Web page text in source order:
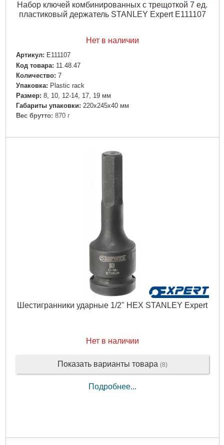
Набор ключей комбинированных с трещоткой 7 ед.
пластиковый держатель STANLEY Expert E111107
Нет в наличии
Артикул: E111107
Код товара: 11.48.47
Количество: 7
Упаковка: Plastic rack
Размер: 8, 10, 12-14, 17, 19 мм
Габариты упаковки: 220x245x40 мм
Вес брутто: 870 г
Подробнее...
Шестигранники ударные 1/2" HEX STANLEY Expert
Нет в наличии
Показать варианты товара (8)
Подробнее...